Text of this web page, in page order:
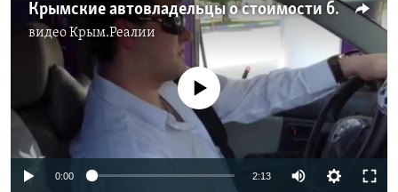
Крымские автовладельцы о стоимости бензина
видеоКрым.Реалии
No media source currently available
0:00 2:13